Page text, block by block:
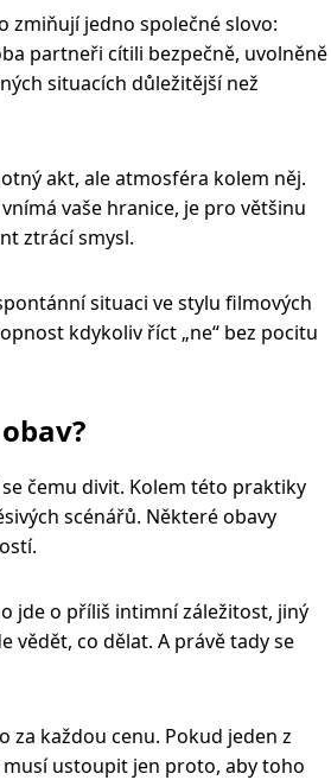
zmiňují jedno společné slovo:
partneři cítili bezpečně, uvolněně
situacích důležitější než
akt, ale atmosféra kolem něj.
vaše hranice, je pro většinu
ztrácí smysl.
situaci ve stylu filmových
kdykoliv říct „ne“ bez pocitu
čemu divit. Kolem této praktiky
scénářů. Některé obavy
jde o příliš intimní záležitost, jiný
vědět, co dělat. A právě tady se
každou cenu. Pokud jeden z
ustoupit jen proto, aby toho